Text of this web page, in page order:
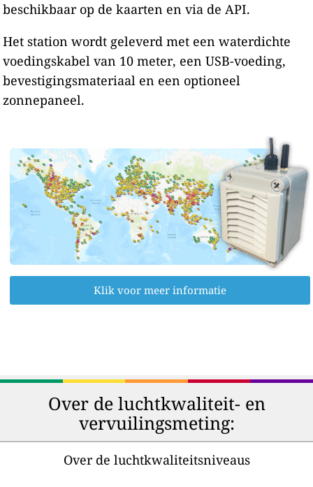
beschikbaar op de kaarten en via de API.
Het station wordt geleverd met een waterdichte
voedingskabel van 10 meter, een USB-voeding,
bevestigingsmateriaal en een optioneel
zonnepaneel.
Klik voor meer informatie
Over de luchtkwaliteit- en
vervuilingsmeting:
Over de luchtkwaliteitsniveaus